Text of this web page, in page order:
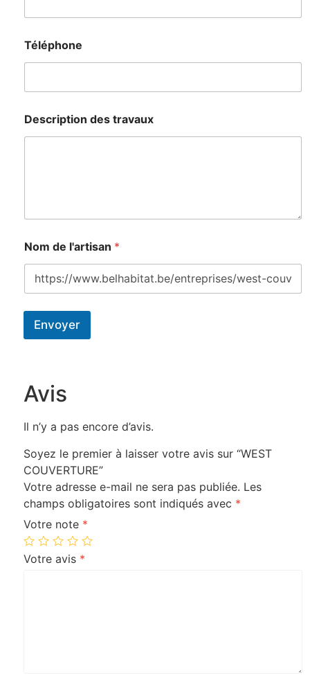
Téléphone
Description des travaux
Nom de l'artisan *
Envoyer
Avis
Il n’y a pas encore d’avis.
Soyez le premier à laisser votre avis sur “WEST
COUVERTURE”
Votre adresse e-mail ne sera pas publiée. Les
champs obligatoires sont indiqués avec *
Votre note *
Votre avis *